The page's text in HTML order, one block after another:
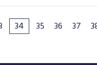
34 35 36 37